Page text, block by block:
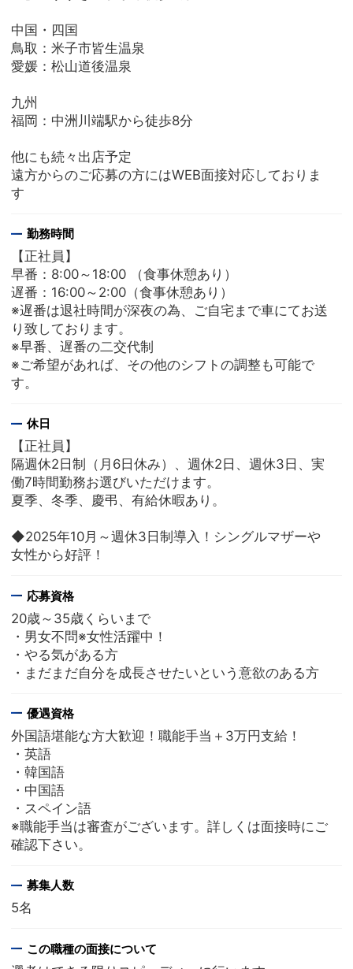
中国・四国
鳥取：米子市皆生温泉
愛媛：松山道後温泉
九州
福岡：中洲川端駅から徒歩8分
他にも続々出店予定
遠方からのご応募の方にはWEB面接対応しておりま
す
勤務時間
【正社員】
早番：8:00～18:00 （食事休憩あり）
遅番：16:00～2:00（食事休憩あり）
※遅番は退社時間が深夜の為、ご自宅まで車にてお送
り致しております。
※早番、遅番の二交代制
※ご希望があれば、その他のシフトの調整も可能で
す。
休日
【正社員】
隔週休2日制（月6日休み）、週休2日、週休3日、実
働7時間勤務お選びいただけます。
夏季、冬季、慶弔、有給休暇あり。
◆2025年10月～週休3日制導入！シングルマザーや
女性から好評！
応募資格
20歳～35歳くらいまで
・男女不問※女性活躍中！
・やる気がある方
・まだまだ自分を成長させたいという意欲のある方
優遇資格
外国語堪能な方大歓迎！職能手当＋3万円支給！
・英語
・韓国語
・中国語
・スペイン語
※職能手当は審査がございます。詳しくは面接時にご
確認下さい。
募集人数
5名
この職種の面接について